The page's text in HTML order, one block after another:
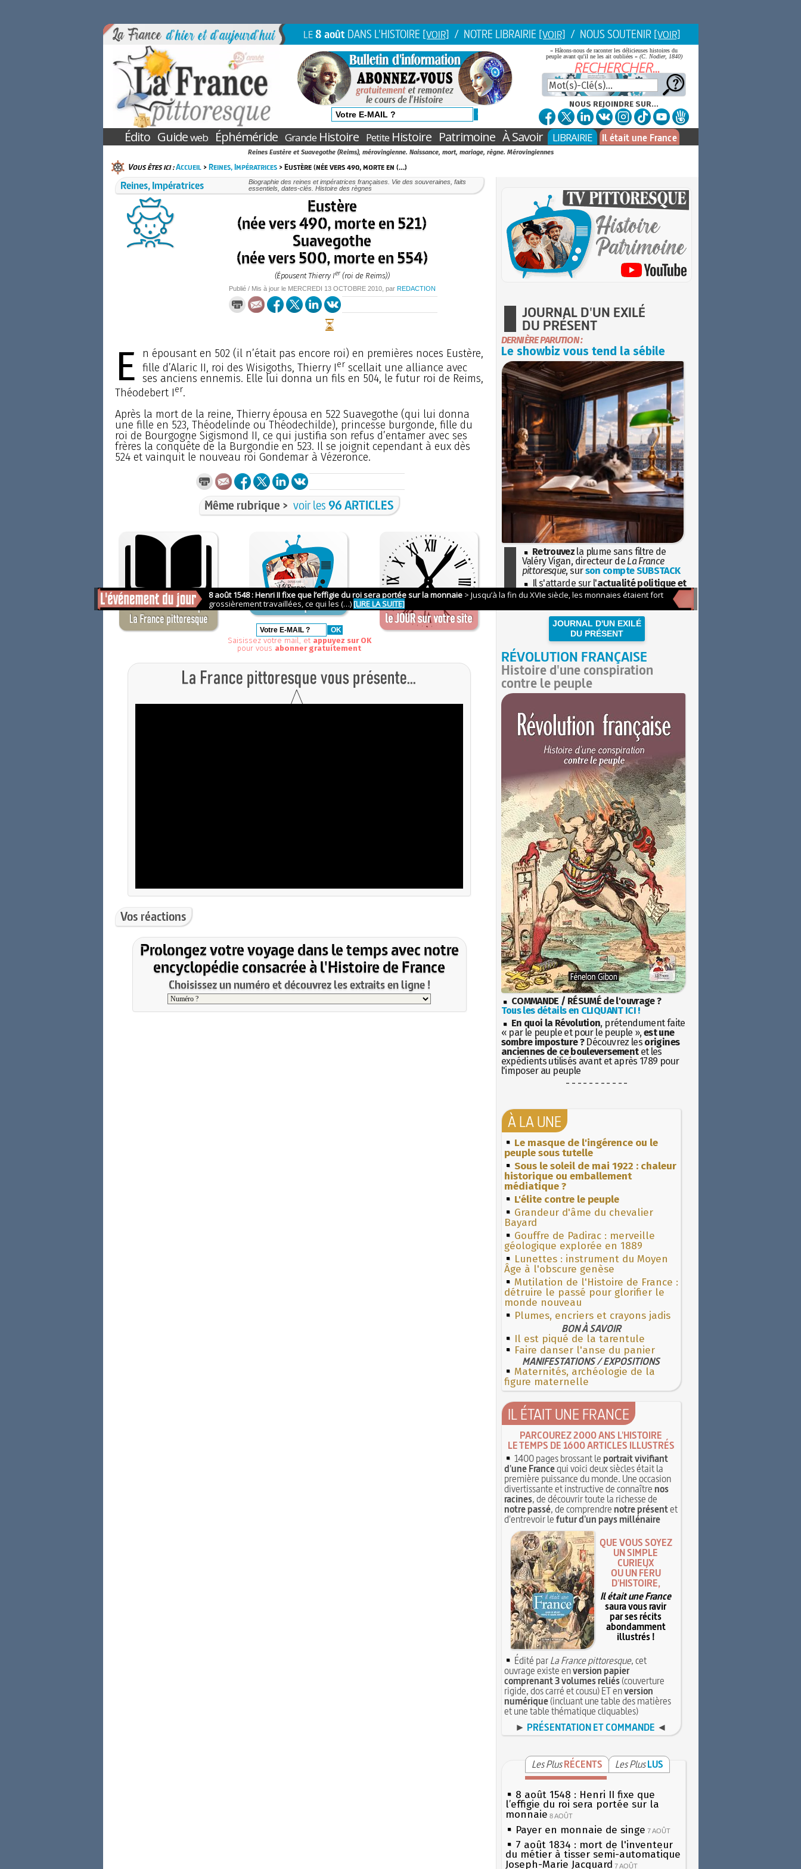
LE8 août DANS L'HISTOIRE [VOIR] / NOTRE LIBRAIRIE [VOIR] / NOUS SOUTENIR [VOIR]
« Hâtons-nous de raconter les délicieuses histoires du
peuple avant qu'il ne les ait oubliées » (C. Nodier, 1840)
NOUS REJOINDRE SUR...
Édito Guideweb Éphéméride GrandeHistoire PetiteHistoire Patrimoine À Savoir LIBRAIRIE Il était une France
Reines Eustère et Suavegothe (Reims), mérovingienne. Naissance, mort, mariage, règne. Mérovingiennes
Vous êtes ici :Accueil>Reines, Impératrices> Eustère (née vers 490, morte en (…)
Reines, Impératrices
Biographie des reines et impératrices françaises. Vie des souveraines, faits
essentiels, dates-clés. Histoire des règnes
Eustère
(née vers 490, morte en 521)
Suavegothe
(née vers 500, morte en 554)
(Épousent Thierry Ier (roi de Reims))
Publié / Mis à jour le MERCREDI 13 OCTOBRE 2010, par REDACTION
E
n épousant en 502 (il n’était pas encore roi) en premières noces Eustère,
fille d’Alaric II, roi des Wisigoths, Thierry Ier scellait une alliance avec
ses anciens ennemis. Elle lui donna un fils en 504, le futur roi de Reims,
Théodebert Ier.
Après la mort de la reine, Thierry épousa en 522 Suavegothe (qui lui donna
une fille en 523, Théodelinde ou Théodechilde), princesse burgonde, fille du
roi de Bourgogne Sigismond II, ce qui justifia son refus d’entamer avec ses
frères la conquête de la Burgondie en 523. Il se joignit cependant à eux dès
524 et vainquit le nouveau roi Gondemar à Vézeronce.
Même rubrique > voir les96 ARTICLES
Saisissez votre mail, et appuyez sur OK
pour vous abonner gratuitement
Vos réactions
Prolongez votre voyage dans le temps avec notre
encyclopédie consacrée à l'Histoire de France
Choisissez un numéro et découvrez les extraits en ligne !
JOURNAL D'UN EXILÉ
DU PRÉSENT
DERNIÈRE PARUTION :
Le showbiz vous tend la sébile
Retrouvez la plume sans filtre de
Valéry Vigan, directeur de La France
pittoresque, surson compte SUBSTACK
Il s'attarde sur l'actualité politique et
sociétaleavec la hauteur de vue de
JOURNAL D'UN EXILÉ
DU PRÉSENT
RÉVOLUTION FRANÇAISE
Histoire d'une conspiration
contre le peuple
COMMANDE / RÉSUMÉ de l'ouvrage ?
Tous les détails en CLIQUANT ICI !
En quoi la Révolution, prétendument faite
« par le peuple et pour le peuple », est une
sombre imposture ?Découvrez les origines
anciennes de ce bouleversementet les
expédients utilisés avant et après 1789 pour
l'imposer au peuple
- - - - - - - - - - -
À LA UNE
Le masque de l'ingérence ou le
peuple sous tutelle
Sous le soleil de mai 1922 : chaleur
historique ou emballement
médiatique ?
L'élite contre le peuple
Grandeur d'âme du chevalier
Bayard
Gouffre de Padirac : merveille
géologique explorée en 1889
Lunettes : instrument du Moyen
Âge à l'obscure genèse
Mutilation de l'Histoire de France :
détruire le passé pour glorifier le
monde nouveau
Plumes, encriers et crayons jadis
BON À SAVOIR
Il est piqué de la tarentule
Faire danser l'anse du panier
MANIFESTATIONS / EXPOSITIONS
Maternités, archéologie de la
figure maternelle
IL ÉTAIT UNE FRANCE
PARCOUREZ 2000 ANS L'HISTOIRE
LE TEMPS DE 1600 ARTICLES ILLUSTRÉS
1400 pages brossant leportrait vivifiant
d'une Francequi voici deux siècles était la
première puissance du monde. Une occasion
divertissante et instructive de connaîtrenos
racines, de découvrir toute la richesse de
notre passé, de comprendrenotre présentet
d'entrevoir lefutur d'un pays millénaire
QUE VOUS SOYEZ
UN SIMPLE
CURIEUX
OU UN FÉRU
D'HISTOIRE,
Il était une France
saura vous ravir
par ses récits
abondamment
illustrés !
Édité parLa France pittoresque, cet
ouvrage existe enversion papier
comprenant 3 volumes reliés(couverture
rigide, dos carré et cousu) ET enversion
numérique(incluant une table des matières
et une table thématique cliquables)
► PRÉSENTATION ET COMMANDE ◄
Les Plus RÉCENTS Les Plus LUS
8 août 1548 : Henri II fixe que
l’effigie du roi sera portée sur la
monnaie 8 AOÛT
Payer en monnaie de singe 7 AOÛT
7 août 1834 : mort de l'inventeur
du métier à tisser semi-automatique
Joseph-Marie Jacquard 7 AOÛT